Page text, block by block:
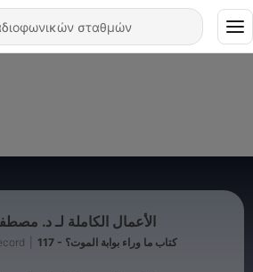
الأعمال الكاملة لـ د.
117 - كتاب ما وراء بوابة الموت؟